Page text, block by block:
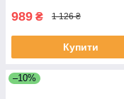
989 ₴ 1 126 ₴
Купити
–10%